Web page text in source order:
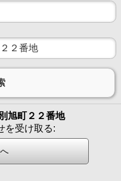
旭町２２番地
を受け取る: